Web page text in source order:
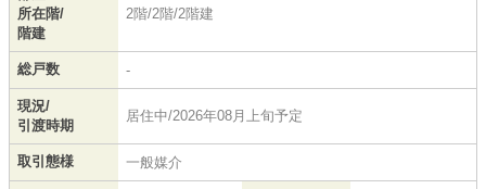
所在階/
階建
2階/2階/2階建
総戸数 -
現況/
引渡時期
居住中/2026年08月上旬予定
取引態様 一般媒介